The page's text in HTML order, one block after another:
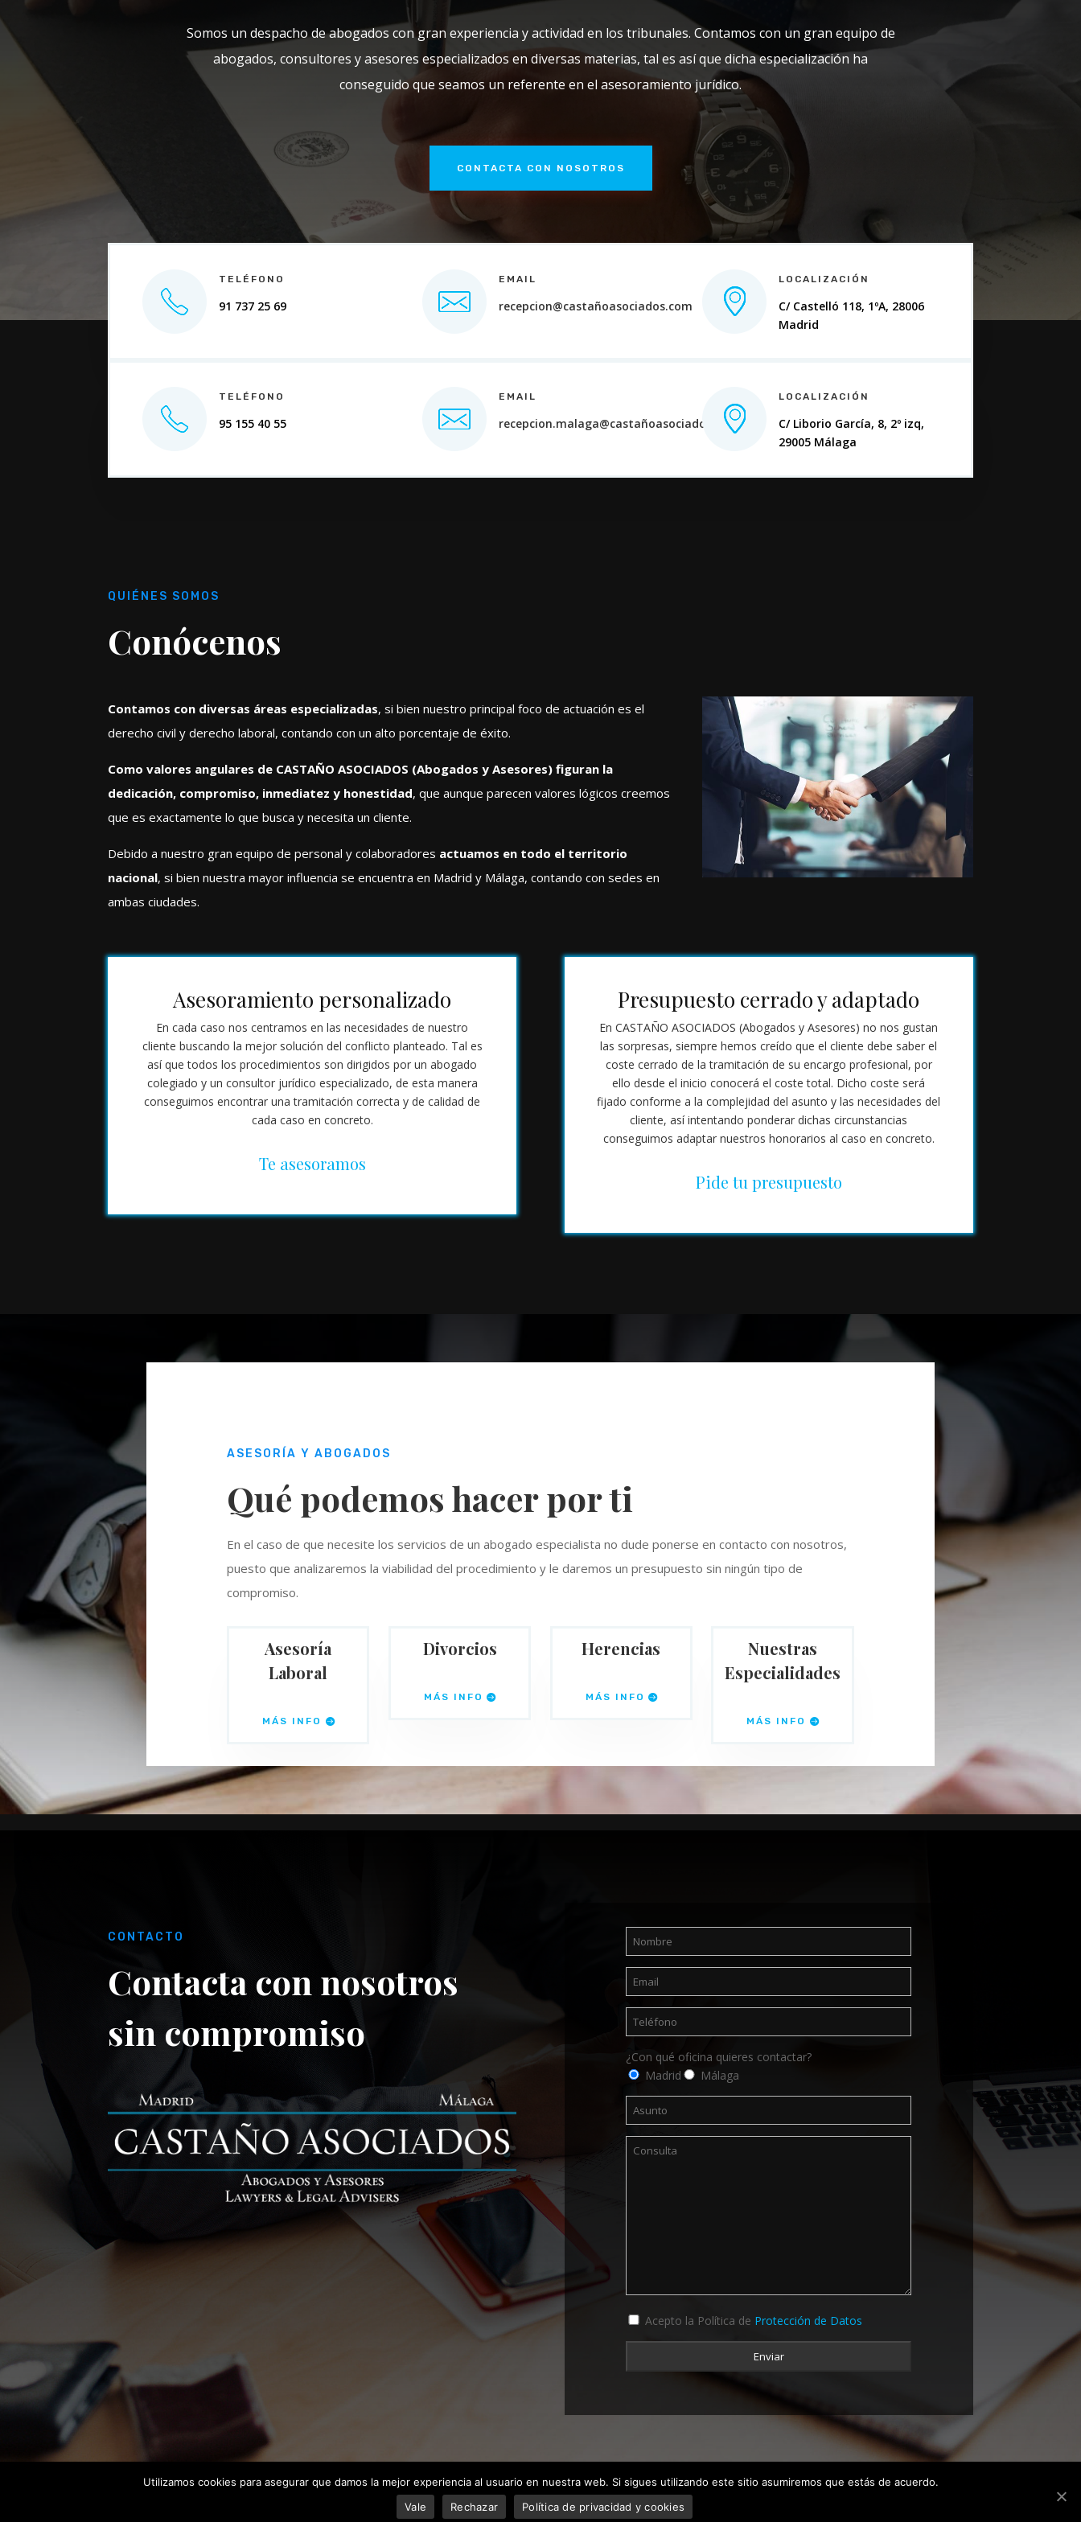
Somos un despacho de abogados con gran experiencia y actividad en los tribunales. Contamos con un gran equipo de
abogados, consultores y asesores especializados en diversas materias, tal es así que dicha especialización ha
conseguido que seamos un referente en el asesoramiento jurídico.
CONTACTA CON NOSOTROS
TELÉFONO
91 737 25 69
EMAIL
recepcion@castañoasociados.com
LOCALIZACIÓN
C/ Castelló 118, 1ºA, 28006
Madrid
TELÉFONO
95 155 40 55
EMAIL
recepcion.malaga@castañoasociados.com
LOCALIZACIÓN
C/ Liborio García, 8, 2º izq,
29005 Málaga
QUIÉNES SOMOS
Conócenos
Contamos con diversas áreas especializadas, si bien nuestro principal foco de actuación es el
derecho civil y derecho laboral, contando con un alto porcentaje de éxito.
Como valores angulares de CASTAÑO ASOCIADOS (Abogados y Asesores) figuran la
dedicación, compromiso, inmediatez y honestidad, que aunque parecen valores lógicos creemos
que es exactamente lo que busca y necesita un cliente.
Debido a nuestro gran equipo de personal y colaboradores actuamos en todo el territorio
nacional, si bien nuestra mayor influencia se encuentra en Madrid y Málaga, contando con sedes en
ambas ciudades.
Asesoramiento personalizado
En cada caso nos centramos en las necesidades de nuestro
cliente buscando la mejor solución del conflicto planteado. Tal es
así que todos los procedimientos son dirigidos por un abogado
colegiado y un consultor jurídico especializado, de esta manera
conseguimos encontrar una tramitación correcta y de calidad de
cada caso en concreto.
Te asesoramos
Presupuesto cerrado y adaptado
En CASTAÑO ASOCIADOS (Abogados y Asesores) no nos gustan
las sorpresas, siempre hemos creído que el cliente debe saber el
coste cerrado de la tramitación de su encargo profesional, por
ello desde el inicio conocerá el coste total. Dicho coste será
fijado conforme a la complejidad del asunto y las necesidades del
cliente, así intentando ponderar dichas circunstancias
conseguimos adaptar nuestros honorarios al caso en concreto.
Pide tu presupuesto
ASESORÍA Y ABOGADOS
Qué podemos hacer por ti
En el caso de que necesite los servicios de un abogado especialista no dude ponerse en contacto con nosotros,
puesto que analizaremos la viabilidad del procedimiento y le daremos un presupuesto sin ningún tipo de
compromiso.
Asesoría
Laboral
MÁS INFO
Divorcios
MÁS INFO
Herencias
MÁS INFO
Nuestras
Especialidades
MÁS INFO
CONTACTO
Contacta con nosotros
sin compromiso
¿Con qué oficina quieres contactar?
Madrid
Málaga
Acepto la Política de Protección de Datos
CASTAÑO ASOCIADOS (Abogados y Asesores) © | 2023 |Política de privacidad y cookies
Utilizamos cookies para asegurar que damos la mejor experiencia al usuario en nuestra web. Si sigues utilizando este sitio asumiremos que estás de acuerdo.
Vale
Rechazar Política de privacidad y cookies